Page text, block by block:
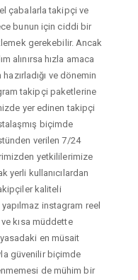
çabalarla takipçi ve
bunun için ciddi bir
gerekebilir. Ancak
alınırsa hızla amaca
ve dönemin
takipçi paketlerine
yer edinen takipçi
biçimde
verilen 7/24
yetkililerimize
yerli kullanıcılardan
kaliteli
yapılmaz instagram reel
kısa müddette
en müsait
güvenilir biçimde
de mühim bir